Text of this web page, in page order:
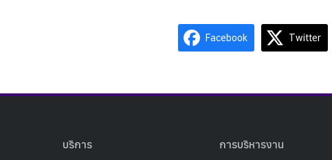
Facebook Twitter
บริการ การบริหารงาน